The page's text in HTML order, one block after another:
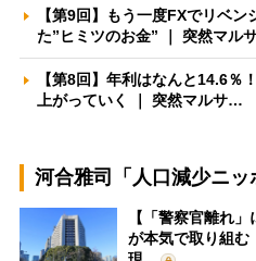
【第9回】もう一度FXでリベ
た”ヒミツのお金” ｜ 突然マル
【第8回】年利はなんと14.6
上がっていく ｜ 突然マルサ…
河合雅司「人口減少ニッ
【「警察官離れ
が本気で取り組